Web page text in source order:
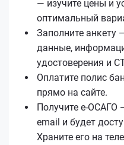
— изучите цены и
оптимальный
Заполните анкету
данные,
удостоверения и
Оплатите полис
прямо на сайте.
Получите е‑ОСАГО
email и будет
Храните его на